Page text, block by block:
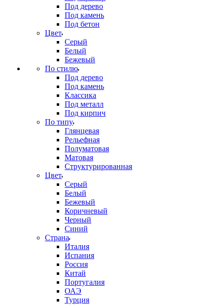
Под дерево
Под камень
Под бетон
Цвет
Серый
Белый
Бежевый
По стилю
Под дерево
Под камень
Классика
Под металл
Под кирпич
По типу
Глянцевая
Рельефная
Полуматовая
Матовая
Структурированная
Цвет
Серый
Белый
Бежевый
Коричневый
Черный
Синий
Страна
Италия
Испания
Россия
Китай
Португалия
ОАЭ
Турция